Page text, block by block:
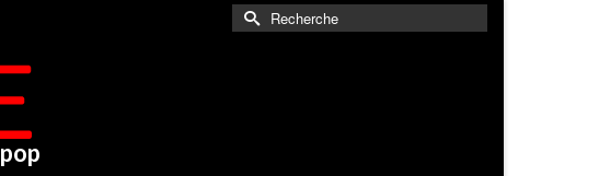
Rechercher :